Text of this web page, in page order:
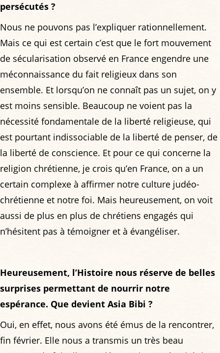
persécutés ?
Nous ne pouvons pas l’expliquer rationnellement.
Mais ce qui est certain c’est que le fort mouvement
de sécularisation observé en France engendre une
méconnaissance du fait religieux dans son
ensemble. Et lorsqu’on ne connaît pas un sujet, on y
est moins sensible. Beaucoup ne voient pas la
nécessité fondamentale de la liberté religieuse, qui
est pourtant indissociable de la liberté de penser, de
la liberté de conscience. Et pour ce qui concerne la
religion chrétienne, je crois qu’en France, on a un
certain complexe à affirmer notre culture judéo-
chrétienne et notre foi. Mais heureusement, on voit
aussi de plus en plus de chrétiens engagés qui
n’hésitent pas à témoigner et à évangéliser.
Heureusement, l’Histoire nous réserve de belles
surprises permettant de nourrir notre
espérance. Que devient Asia Bibi ?
Oui, en effet, nous avons été émus de la rencontrer,
fin février. Elle nous a transmis un très beau